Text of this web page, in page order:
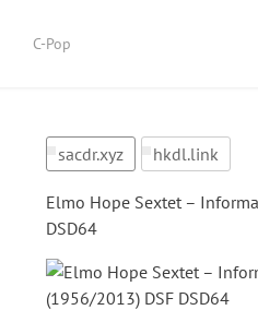
C-Pop
sacdr.xyz hkdl.link
Elmo Hope Sextet –
DSD64